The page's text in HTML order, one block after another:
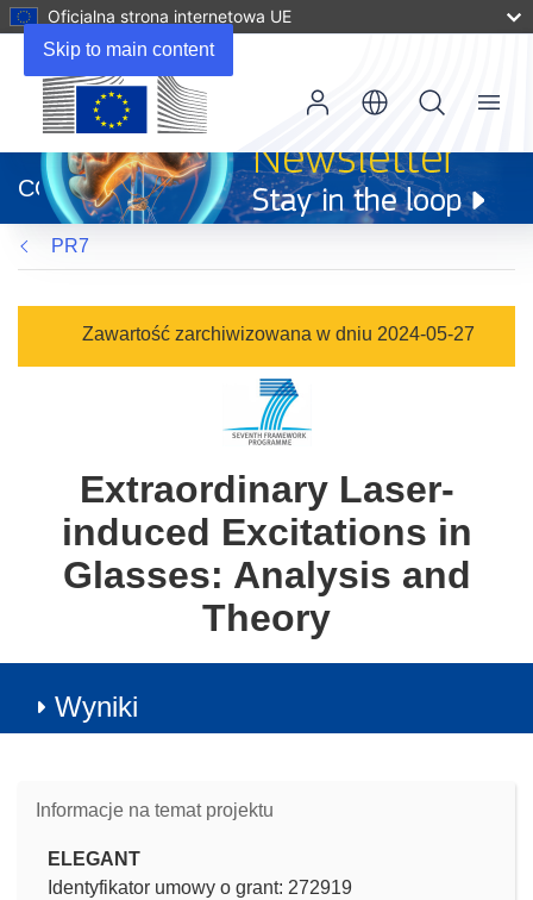
Skip to main content
Oficjalna strona internetowa UE
otworzy
się
w
nowym
oknie)
CORDIS
Menu
PR7
Zawartość zarchiwizowana w dniu 2024-05-27
Extraordinary Laser-
induced Excitations in
Glasses: Analysis and
Theory
Wyniki
Informacje na temat projektu
ELEGANT
Identyfikator umowy o grant: 272919